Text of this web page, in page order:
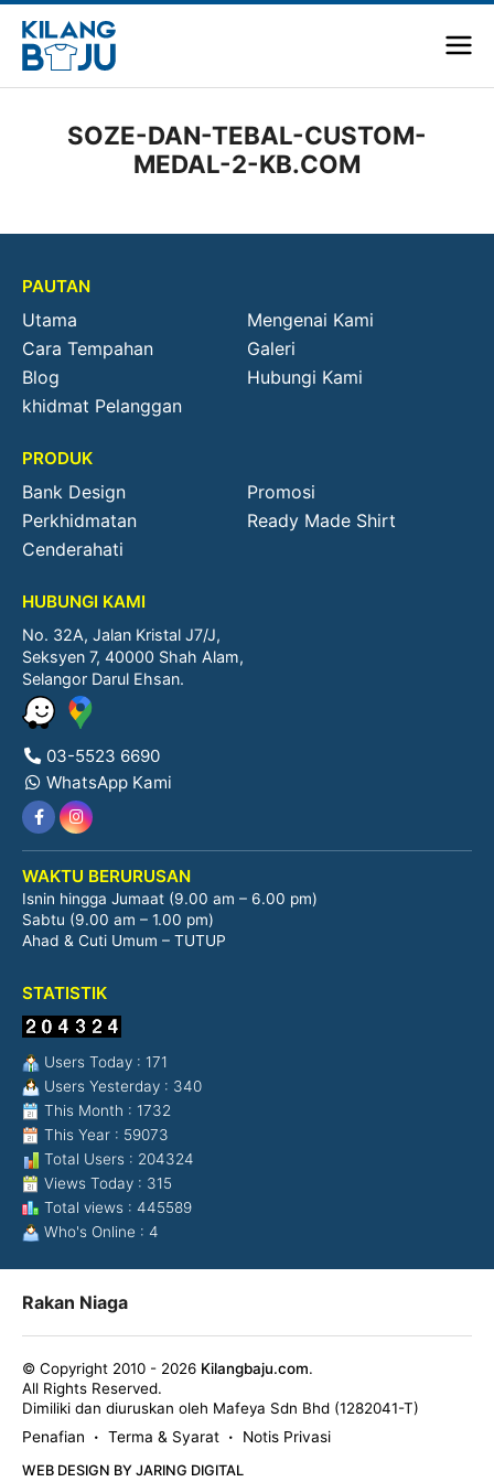
SOZE-DAN-TEBAL-CUSTOM-
MEDAL-2-KB.COM
PAUTAN
Utama
Mengenai Kami
Cara Tempahan
Galeri
Blog
Hubungi Kami
khidmat Pelanggan
PRODUK
Bank Design
Promosi
Perkhidmatan
Ready Made Shirt
Cenderahati
HUBUNGI KAMI
No. 32A, Jalan Kristal J7/J,
Seksyen 7, 40000 Shah Alam,
Selangor Darul Ehsan.
03-5523 6690
WhatsApp Kami
WAKTU BERURUSAN
Isnin hingga Jumaat (9.00 am – 6.00 pm)
Sabtu (9.00 am – 1.00 pm)
Ahad & Cuti Umum – TUTUP
STATISTIK
Users Today : 171
Users Yesterday : 340
This Month : 1732
This Year : 59073
Total Users : 204324
Views Today : 315
Total views : 445589
Who's Online : 4
Rakan Niaga
© Copyright 2010 - 2026 Kilangbaju.com.
All Rights Reserved.
Dimiliki dan diuruskan oleh Mafeya Sdn Bhd (1282041-T)
Penafian
• Terma & Syarat • Notis Privasi
WEB DESIGN BY JARING DIGITAL